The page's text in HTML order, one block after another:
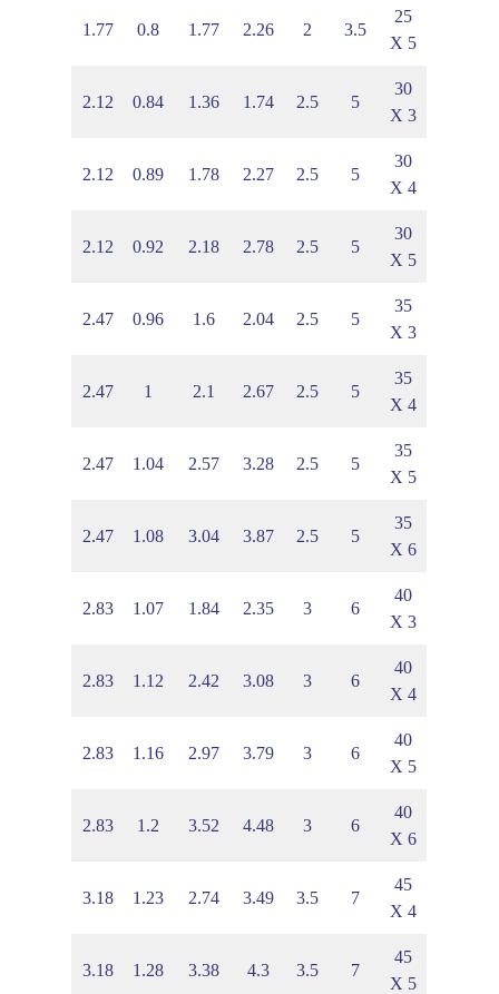
25
X 5
3.5
2
2.26
1.77
0.8
1.77
30
X 3
5
2.5
1.74
1.36
0.84
2.12
30
X 4
5
2.5
2.27
1.78
0.89
2.12
30
X 5
5
2.5
2.78
2.18
0.92
2.12
35
X 3
5
2.5
2.04
1.6
0.96
2.47
35
X 4
5
2.5
2.67
2.1
1
2.47
35
X 5
5
2.5
3.28
2.57
1.04
2.47
35
X 6
5
2.5
3.87
3.04
1.08
2.47
40
X 3
6
3
2.35
1.84
1.07
2.83
40
X 4
6
3
3.08
2.42
1.12
2.83
40
X 5
6
3
3.79
2.97
1.16
2.83
40
X 6
6
3
4.48
3.52
1.2
2.83
45
X 4
7
3.5
3.49
2.74
1.23
3.18
45
X 5
7
3.5
4.3
3.38
1.28
3.18